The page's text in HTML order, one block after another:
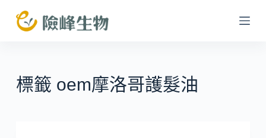
跳
至
內
容
標籤 oem摩洛哥護髮油